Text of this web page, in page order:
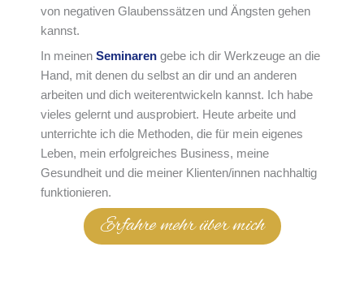
von negativen Glaubenssätzen und Ängsten gehen
kannst.
In meinen Seminaren gebe ich dir Werkzeuge an die
Hand, mit denen du selbst an dir und an anderen
arbeiten und dich weiterentwickeln kannst. Ich habe
vieles gelernt und ausprobiert. Heute arbeite und
unterrichte ich die Methoden, die für mein eigenes
Leben, mein erfolgreiches Business, meine
Gesundheit und die meiner Klienten/innen nachhaltig
funktionieren.
Erfahre mehr über mich